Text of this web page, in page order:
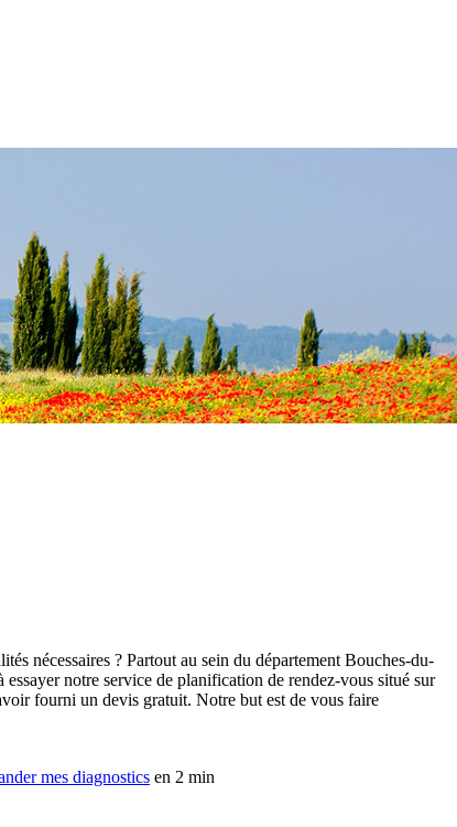
nécessaires ? Partout au sein du département Bouches-du-
notre service de planification de rendez-vous situé sur
fourni un devis gratuit. Notre but est de vous faire
mes diagnostics en 2 min